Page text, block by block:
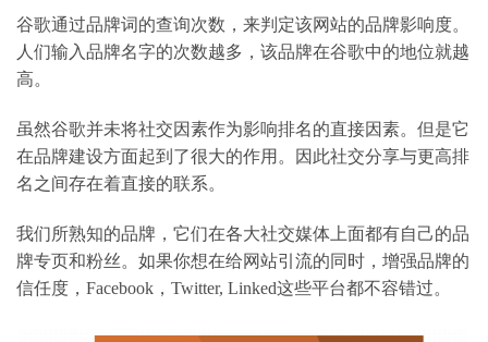
谷歌通过品牌词的查询次数，来判定该网站的品牌影响度。
人们输入品牌名字的次数越多，该品牌在谷歌中的地位就越
高。
虽然谷歌并未将社交因素作为影响排名的直接因素。但是它
在品牌建设方面起到了很大的作用。因此社交分享与更高排
名之间存在着直接的联系。
我们所熟知的品牌，它们在各大社交媒体上面都有自己的品
牌专页和粉丝。如果你想在给网站引流的同时，增强品牌的
信任度，Facebook，Twitter, Linked这些平台都不容错过。